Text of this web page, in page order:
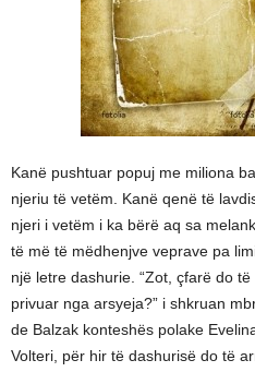
Kanë pushtuar popuj me miliona
njeriu të vetëm. Kanë qenë të
njeri i vetëm i ka bërë aq sa
të më të mëdhenjve veprave pa
një letre dashurie. “Zot, çfarë do
privuar nga arsyeja?” i shkruan
de Balzak konteshës polake
Volteri, për hir të dashurisë do të